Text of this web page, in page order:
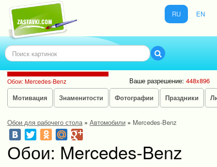
RU EN
Обои: Mercedes-Benz Ваше разрешение: 448x896
Мотивация
Знаменитости Фотографии Праздники
Обои для рабочего стола» Автомобили » Mercedes-Benz
Обои: Mercedes-Benz